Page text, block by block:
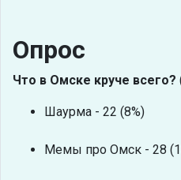
Опрос
Что в Омске круче всего?
Шаурма - 22 (8%)
Мемы про Омск - 28